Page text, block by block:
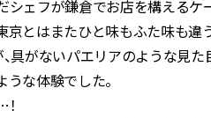
ェフが鎌倉でお店を構えるケ
京とはまたひと味もふた味も
具がないパエリアのような見
な体験でした。
ラッシィ]